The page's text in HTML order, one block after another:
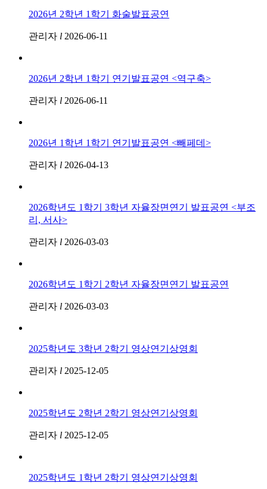
2026년 2학년 1학기 화술발표공연
관리자 l 2026-06-11
2026년 2학년 1학기 연기발표공연 <역구축>
관리자 l 2026-06-11
2026년 1학년 1학기 연기발표공연 <빼페데>
관리자 l 2026-04-13
2026학년도 1학기 3학년 자율장면연기 발표공연 <부조
리, 서사>
관리자 l 2026-03-03
2026학년도 1학기 2학년 자율장면연기 발표공연
관리자 l 2026-03-03
2025학년도 3학년 2학기 영상연기상영회
관리자 l 2025-12-05
2025학년도 2학년 2학기 영상연기상영회
관리자 l 2025-12-05
2025학년도 1학년 2학기 영상연기상영회